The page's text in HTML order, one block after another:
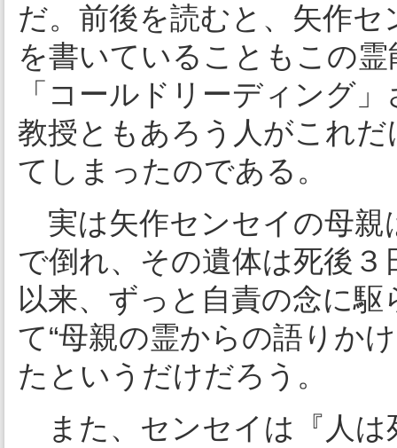
だ。前後を読むと、矢作セ
を書いていることもこの
「コールドリーディング
教授ともあろう人がこれ
てしまったのである。
実は矢作センセイの母親
で倒れ、その遺体は死後
以来、ずっと自責の念に
て“母親の霊からの語りか
たというだけだろう。
また、センセイは『人は